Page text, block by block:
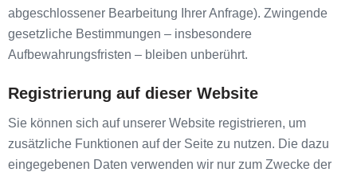
abgeschlossener Bearbeitung Ihrer Anfrage). Zwingende
gesetzliche Bestimmungen – insbesondere
Aufbewahrungsfristen – bleiben unberührt.
Registrierung auf dieser Website
Sie können sich auf unserer Website registrieren, um
zusätzliche Funktionen auf der Seite zu nutzen. Die dazu
eingegebenen Daten verwenden wir nur zum Zwecke der